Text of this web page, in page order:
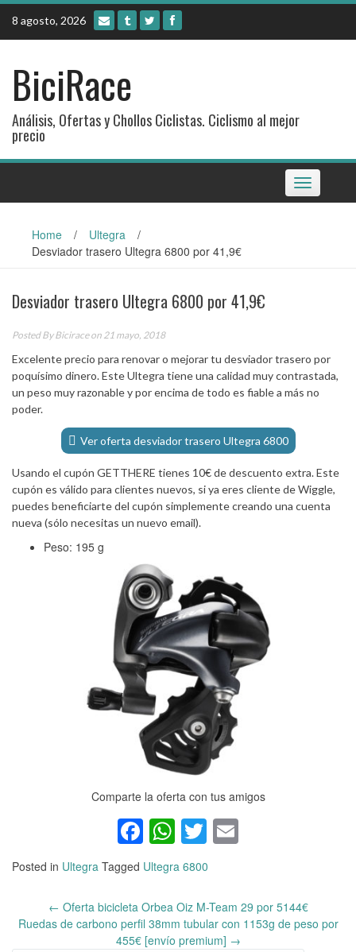
Skip
content
8 agosto, 2026
BiciRace
Análisis, Ofertas y Chollos Ciclistas. Ciclismo al mejor
precio
Toggle
navigation
Home / Ultegra
/
Desviador trasero Ultegra 6800 por 41,9€
Desviador trasero Ultegra 6800 por 41,9€
Posted ByBiciraceon 21 mayo, 2018
Excelente precio para renovar o mejorar tu desviador trasero por
poquísimo dinero. Este Ultegra tiene una calidad muy contrastada,
un peso muy razonable y por encima de todo es fiable a más no
poder.
Ver oferta desviador trasero Ultegra 6800
Usando el cupón GETTHERE tienes 10€ de descuento extra. Este
cupón es válido para clientes nuevos, si ya eres cliente de Wiggle,
puedes beneficiarte del cupón simplemente creando una cuenta
nueva (sólo necesitas un nuevo email).
Peso: 195 g
Comparte la oferta con tus amigos
Facebook
WhatsApp
Twitter
Posted in Ultegra Tagged Ultegra 6800
Post
← Oferta bicicleta Orbea Oiz M-Team 29 por 5144€
Ruedas de carbono perfil 38mm tubular con 1153g de peso por
455€ [envío premium] →